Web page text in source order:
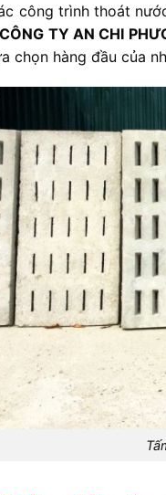
công trình thoát
CÔNG TY AN CHI
chọn hàng đầu của